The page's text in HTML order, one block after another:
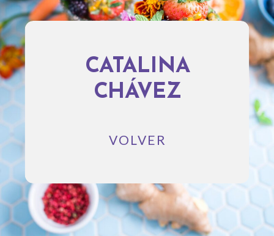
CATALINA
CHÁVEZ
VOLVER